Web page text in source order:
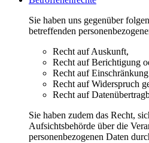
Sie haben uns gegenüber
betreffenden
Recht auf Auskunft,
Recht auf Berichtigung
Recht auf
Recht auf Widerspruch
Recht auf
Sie haben zudem das Recht,
Aufsichtsbehörde über die
personenbezogenen Daten